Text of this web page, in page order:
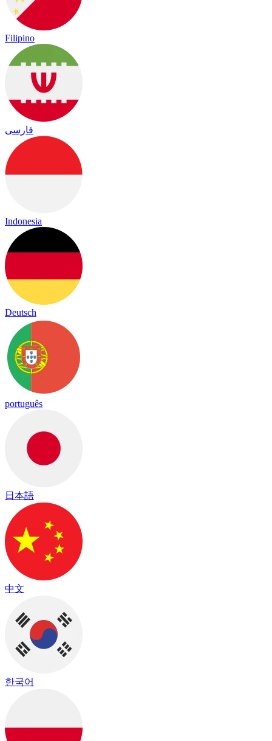
Filipino
فارسی
Indonesia
Deutsch
português
日本語
中文
한국어